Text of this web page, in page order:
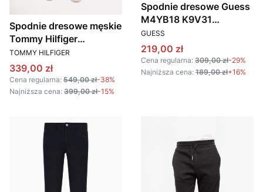
Spodnie dresowe męskie
Tommy Hilfiger
PRODUCENT
TOMMY HILFIGER
Cena promocyjna
339,00 zł
Cena regularna: 549,00 zł-38%
Najniższa cena: 399,00 zł-15%
Spodnie dresowe Guess
M4YB18 K9V31
granatowy
PRODUCENT
GUESS
Cena promocyjna
219,00 zł
Cena regularna: 309,00 zł-29%
Najniższa cena: 189,00 zł+16%